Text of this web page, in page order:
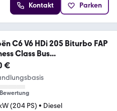
Kontakt Parken
C6 V6 HDi 205 Biturbo FAP
Class Bus...
€
(204 PS) • Diesel